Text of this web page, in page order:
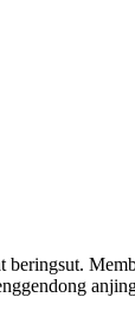
beringsut.